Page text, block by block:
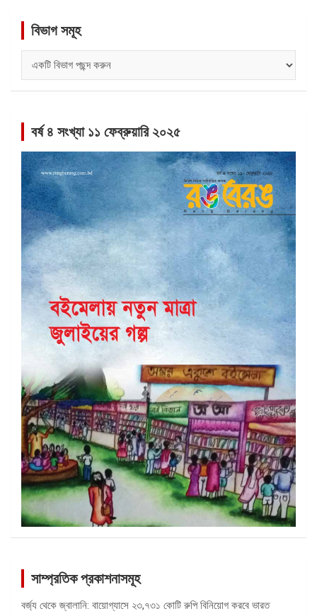
বিভাগ সমূহ
সমূহ
বর্ষ ৪ সংখ্যা ১১ ফেব্রুয়ারি ২০২৫
সাম্প্রতিক প্রকাশনাসমূহ
বর্জ্য থেকে জ্বালানি: বায়োগ্যাসে ২৩,৭৩১ কোটি রুপি বিনিয়োগ করবে ভারত